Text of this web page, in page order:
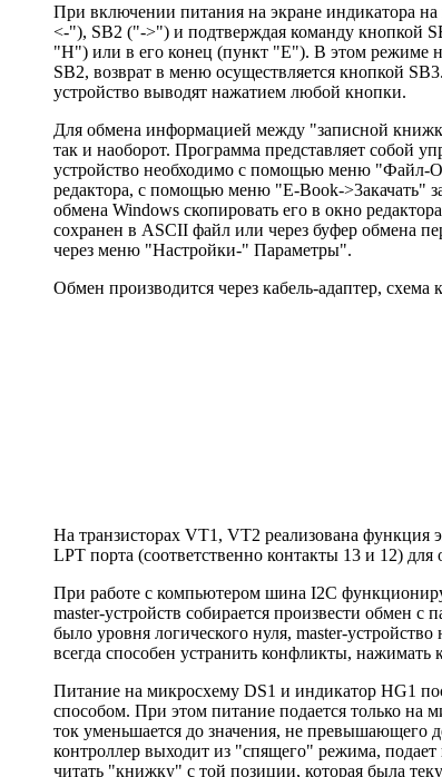
При включении питания на экране индикатора на
<-"), SB2 ("->") и подтверждая команду кнопкой
"Н") или в его конец (пункт "Е"). В этом режиме
SB2, возврат в меню осуществляется кнопкой
устройство выводят нажатием любой кнопки.
Для обмена информацией между "записной
так и наоборот. Программа представляет собой
устройство необходимо с помощью меню "Файл-
редактора, с помощью меню "Е-Book->3акачать"
обмена Windows скопировать его в окно
сохранен в ASCII файл или через буфер обмена
через меню "Настройки-" Параметры".
Обмен производится через кабель-адаптер,
На транзисторах VT1, VT2 реализована
LPT порта (соответственно контакты 13 и 12)
При работе с компьютером шина I2С
master-устройств собирается произвести обмен
было уровня логического нуля, master-
всегда способен устранить конфликты,
Питание на микросхему DS1 и индикатор HG1
способом. При этом питание подается только на
ток уменьшается до значения, не превышающего
контроллер выходит из "спящего" режима,
читать "книжку" с той позиции, которая была